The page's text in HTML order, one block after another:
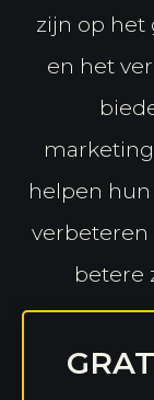
zijn op het
en het
helpen
verbeteren
betere